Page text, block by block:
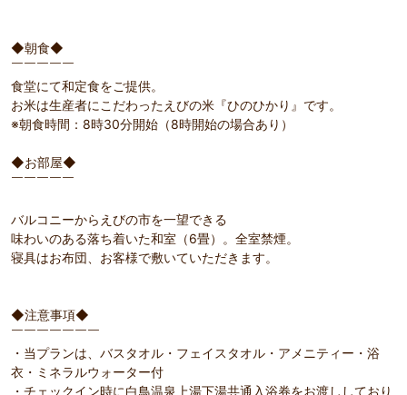
◆朝食◆
￣￣￣￣￣
食堂にて和定食をご提供。
お米は生産者にこだわったえびの米『ひのひかり』です。
※朝食時間：8時30分開始（8時開始の場合あり）
◆お部屋◆
￣￣￣￣￣
バルコニーからえびの市を一望できる
味わいのある落ち着いた和室（6畳）。全室禁煙。
寝具はお布団、お客様で敷いていただきます。
◆注意事項◆
￣￣￣￣￣￣￣
・当プランは、バスタオル・フェイスタオル・アメニティー・浴
衣・ミネラルウォーター付
・チェックイン時に白鳥温泉上湯下湯共通入浴券をお渡ししており